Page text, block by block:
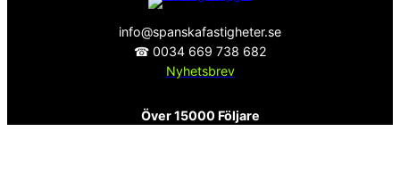
info@spanskafastigheter.se
☎ 0034 669 738 682
Nyhetsbrev
Över 15000 Följare